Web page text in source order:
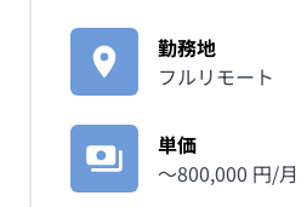
勤務地
フルリモート
単価
〜800,000 円/月